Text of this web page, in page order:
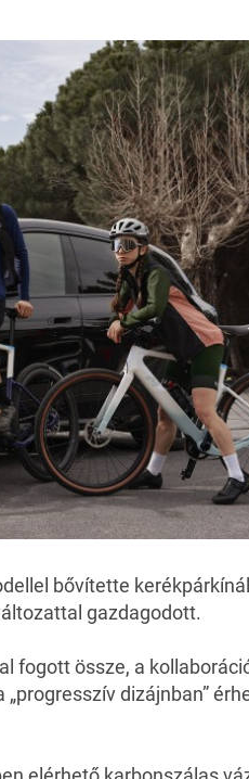
bővítette
gazdagodott.
fogott össze, a
dizájnban”